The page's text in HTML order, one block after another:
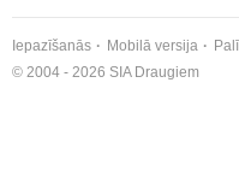
Iepazīšanās Mobilā versija
© 2004 - 2026 SIA Draugiem